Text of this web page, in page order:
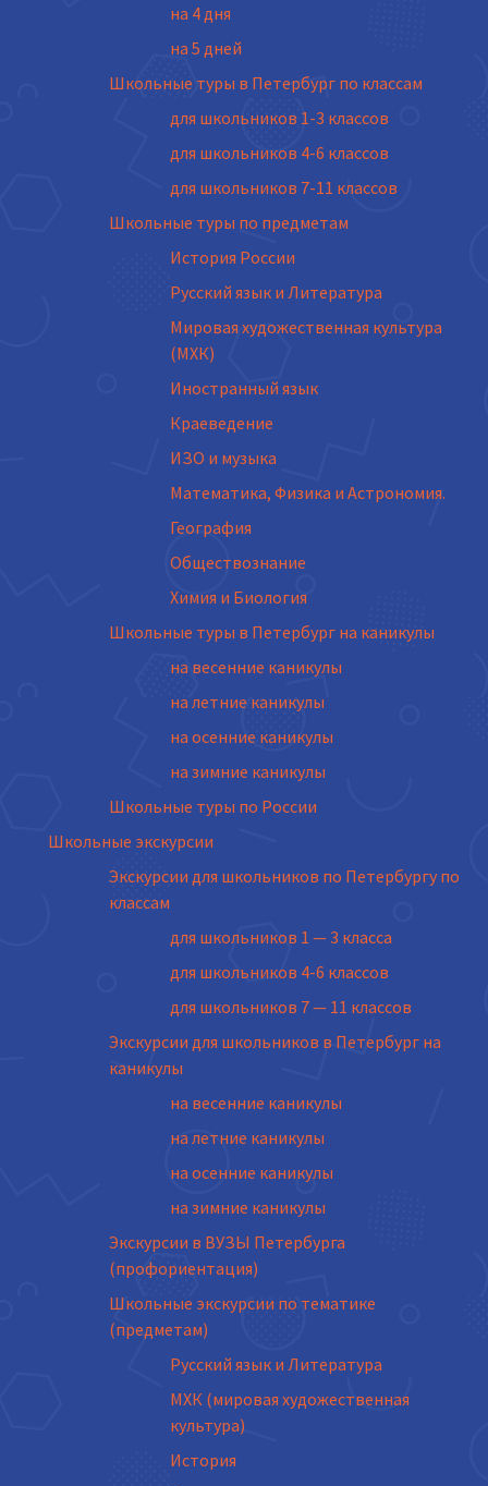
на 4 дня
на 5 дней
Школьные туры в Петербург по классам
для школьников 1-3 классов
для школьников 4-6 классов
для школьников 7-11 классов
Школьные туры по предметам
История России
Русский язык и Литература
Мировая художественная культура
(МХК)
Иностранный язык
Краеведение
ИЗО и музыка
Математика, Физика и Астрономия.
География
Обществознание
Химия и Биология
Школьные туры в Петербург на каникулы
на весенние каникулы
на летние каникулы
на осенние каникулы
на зимние каникулы
Школьные туры по России
Школьные экскурсии
Экскурсии для школьников по Петербургу по
классам
для школьников 1 — 3 класса
для школьников 4-6 классов
для школьников 7 — 11 классов
Экскурсии для школьников в Петербург на
каникулы
на весенние каникулы
на летние каникулы
на осенние каникулы
на зимние каникулы
Экскурсии в ВУЗЫ Петербурга
(профориентация)
Школьные экскурсии по тематике
(предметам)
Русский язык и Литература
МХК (мировая художественная
культура)
История